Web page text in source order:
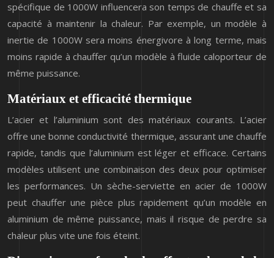
spécifique de 1000W influencera son temps de chauffe et sa
capacité à maintenir la chaleur. Par exemple, un modèle à
inertie de 1000W sera moins énergivore à long terme, mais
moins rapide à chauffer qu’un modèle à fluide caloporteur de
même puissance.
Matériaux et efficacité thermique
L’acier et l’aluminium sont des matériaux courants. L’acier
offre une bonne conductivité thermique, assurant une chauffe
rapide, tandis que l’aluminium est léger et efficace. Certains
modèles utilisent une combinaison des deux pour optimiser
les performances. Un sèche-serviette en acier de 1000W
peut chauffer une pièce plus rapidement qu’un modèle en
aluminium de même puissance, mais il risque de perdre sa
chaleur plus vite une fois éteint.